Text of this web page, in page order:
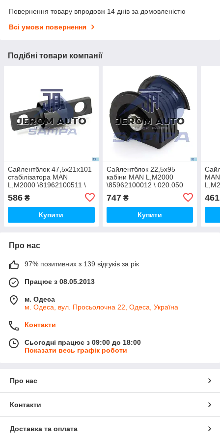
Повернення товару впродовж 14 днів за домовленістю
Всі умови повернення
Подібні товари компанії
Сайлентблок 47,5x21x101
стабілізатора MAN
L,M2000 \81962100511 \
586 ₴
Купити
Сайлентблок 22,5x95
кабіни MAN L,M2000
\85962100012 \ 020.050
747₴
Купити
MAN
461
Про нас
97% позитивних з 139 відгуків за рік
Працює з 08.05.2013
м. Одеса
м. Одеса, вул. Просьолочна 22, Одеса, Україна
Контакти
Сьогодні працює з 09:00 до 18:00
Показати весь графік роботи
Про нас
Контакти
Доставка та оплата